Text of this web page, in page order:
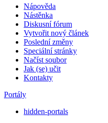
Nápověda
Nástěnka
Diskusní fórum
Vytvořit nový článek
Poslední změny
Speciální stránky
Načíst soubor
Jak (se) učit
Kontakty
Portály
hidden-portals